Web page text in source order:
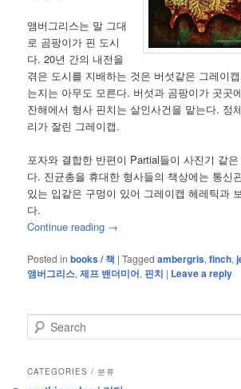
앰버그리스는 말 그대
로 곰팡이가 핀 도시
다. 20년 간의 내전을
겪은 도시를 지배하는 것은 버섯같은 그레이
는지는 아무도 모른다. 버섯과 곰팡이가 곳곳
잔해에서 형사 핀치는 살인사건을 맡는다. 정
리가 잘린 그레이캡.
포자와 결합한 반편이 Partial들이 사진기 같
다. 진균총을 휴대한 형사들의 책상에는 통신
있는 입같은 구멍이 있어 그레이캡 헤레틱과
다.
Continue reading →
Posted in books / 책 |Tagged ambergris,finch,
앰버그리스,제프 밴더미어, 핀치 | Leave a reply
e
rCATEGORIES / 분류